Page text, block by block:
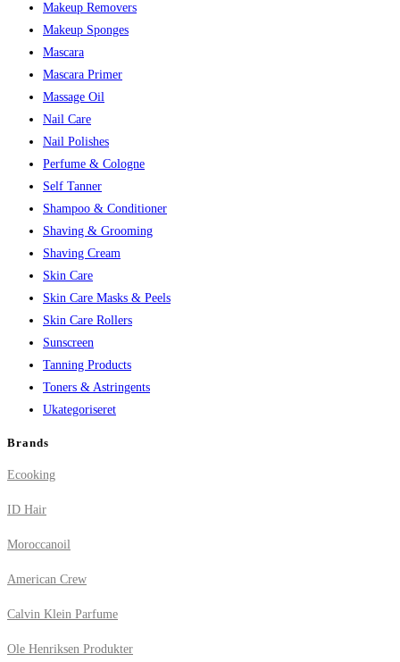
Makeup Removers
Makeup Sponges
Mascara
Mascara Primer
Massage Oil
Nail Care
Nail Polishes
Perfume & Cologne
Self Tanner
Shampoo & Conditioner
Shaving & Grooming
Shaving Cream
Skin Care
Skin Care Masks & Peels
Skin Care Rollers
Sunscreen
Tanning Products
Toners & Astringents
Ukategoriseret
Brands
Ecooking
ID Hair
Moroccanoil
American Crew
Calvin Klein Parfume
Ole Henriksen Produkter